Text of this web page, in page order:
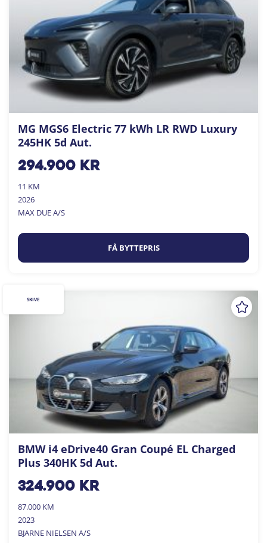
MG MGS6 Electric 77 kWh LR RWD Luxury
245HK 5d Aut.
294.900kr
11 KM
2026
MAX DUE A/S
FÅ BYTTEPRIS
BMW i4 eDrive40 Gran Coupé EL Charged
Plus 340HK 5d Aut.
324.900kr
87.000 KM
2023
BJARNE NIELSEN A/S
SKIVE